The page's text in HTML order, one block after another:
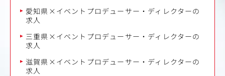
愛知県×イベントプロデューサー・ディレクターの
求人
三重県×イベントプロデューサー・ディレクターの
求人
滋賀県×イベントプロデューサー・ディレクターの
求人